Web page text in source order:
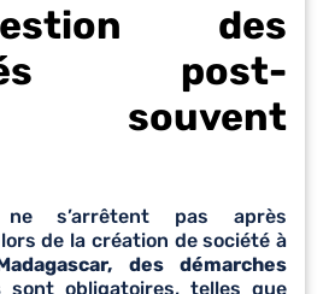
des
post-
souvent
s’arrêtent pas après
lors de la création de société à
des démarches
sont obligatoires, telles que